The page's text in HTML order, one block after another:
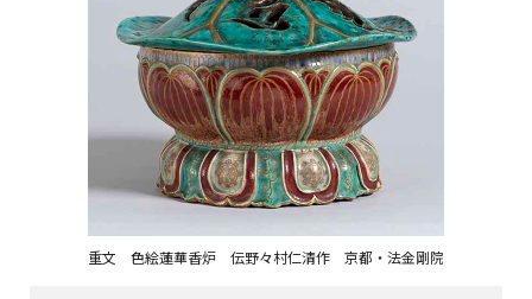
重文 色絵蓮華香炉 伝野々村仁清作 京都・法金剛院